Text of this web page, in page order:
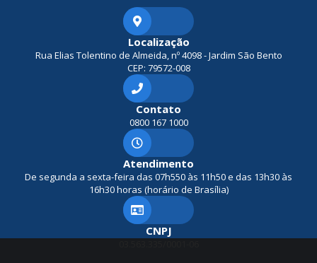
Localização
Rua Elias Tolentino de Almeida, nº 4098 - Jardim São Bento
CEP: 79572-008
Contato
0800 167 1000
Atendimento
De segunda a sexta-feira das 07h550 às 11h50 e das 13h30 às
16h30 horas (horário de Brasília)
CNPJ